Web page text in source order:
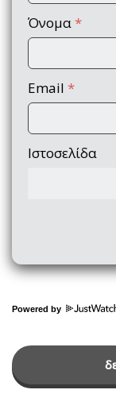
Όνομα *
Email *
Ιστοσελίδα
Powered by